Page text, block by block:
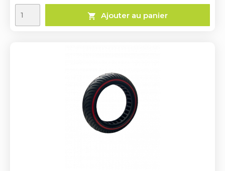
 Ajouter au panier